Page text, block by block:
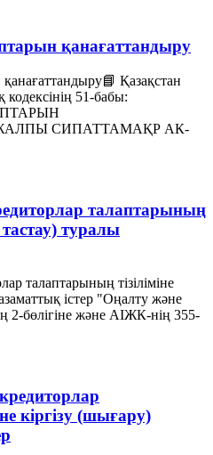
қанағаттандыру
Қазақстан
51-бабы:
СИПАТТАМАҚР АК-
талаптарының
тастау) туралы
талаптарының тізіліміне
істер "Оңалту және
2-бөлігіне және АІЖК-нің 355-
кіргізу (шығару)